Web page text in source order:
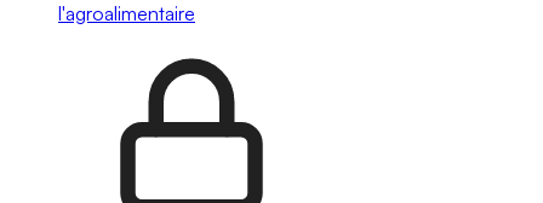
l'agroalimentaire